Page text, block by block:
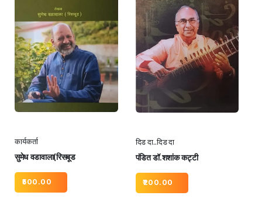
कार्यकर्ता
सुमेध वडावाला(रिसबूड
500.00
दिड दा..दिड दा
पंडित डॉ.शशांक कट्टी
200.00